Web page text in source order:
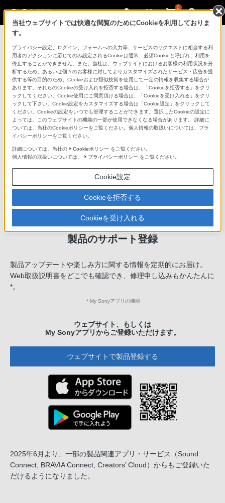
0
「できたらいいな」も
「安心」も
製品のサポート登録
製品アップデートや楽しみ方に関する情報を定期的にお届け。
Web取扱説明書をどこでも確認でき、修理申し込みもかんたんに
*。
＊ My Sonyアプリの機能
ウェブサイト、もしくは
My Sonyアプリからご登録いただけます。
ウェブサイトで製品登録する
2025年6月より、一部の製品関連アプリ・サービス
（Sound
Connect, BRAVIA Connect, Creators’ Cloud）からもご登録いた
だけるようになりました。
当社ウェブサイトでは快適な閲覧のためにCookieを利用しておりま
す。
プライバシー設定、ログイン、フォームへの入力等、サービスのリクエストに相当する利
用者のアクションに応じてのみ設定されるCookieは通常、必須Cookieと呼ばれ、利用を
停止することができません。また、当社は、ウェブサイトにおけるお客様の利用状況を分
析するため、あるいは個々のお客様に対してよりカスタマイズされたサービス・広告を提
供する等の目的のため、Cookieおよび類似技術を使用して一定の情報を収集する場合が
あります。それらのCookieの受け入れを拒否する場合は、「Cookieを拒否する」をクリ
ックしてください。Cookie使用にご同意頂ける場合は、「Cookieを受け入れる」をクリ
ックして下さい。Cookie設定をカスタマイズする場合は「Cookie設定」をクリックして
ください。Cookieの設定をいつでも管理することができます。選択したCookieの設定に
よっては、このウェブサイトの機能の一部が使用できなくなる場合があります。 詳細に
ついては、当社のCookieポリシーをご覧ください。個人情報の取扱いについては、プラ
イバシーポリシーをご覧ください。
詳細については、当社の Cookieポリシー をご覧ください。
個人情報の取扱いについては、
プライバシーポリシー をご覧ください。
Cookie設定
Cookieを拒否する
Cookieを受け入れる